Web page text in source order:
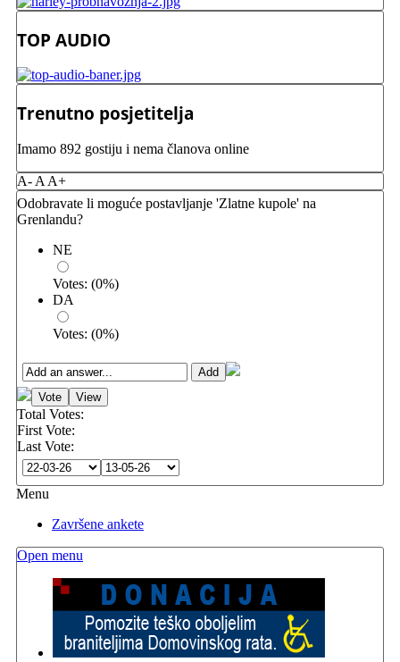
TOP AUDIO
Trenutno posjetitelja
Imamo 892 gostiju i nema članova online
A- A A+
Odobravate li moguće postavljanje 'Zlatne kupole' na
Grenlandu?
NE
Votes: (0%)
DA
Votes: (0%)
Total Votes:
First Vote:
Last Vote:
Menu
Završene ankete
Open menu